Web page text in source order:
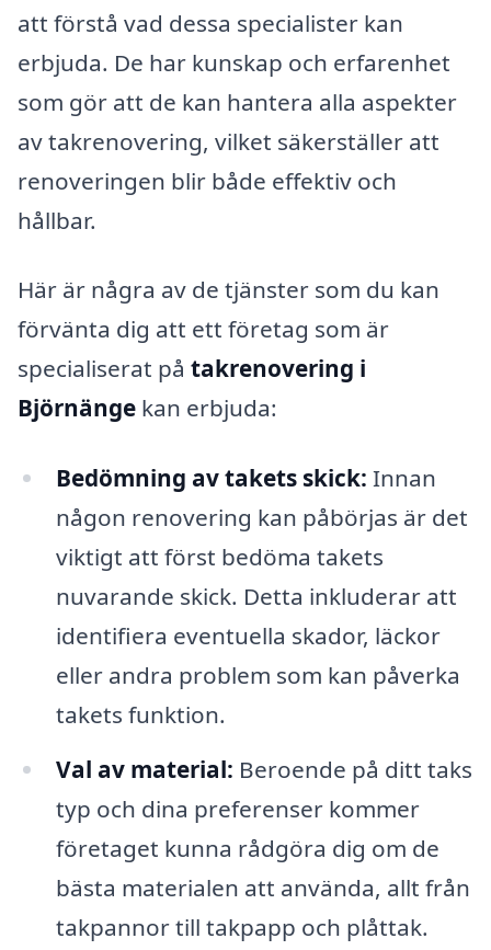
att förstå vad dessa specialister kan
erbjuda. De har kunskap och erfarenhet
som gör att de kan hantera alla aspekter
av takrenovering, vilket säkerställer att
renoveringen blir både effektiv och
hållbar.
Här är några av de tjänster som du kan
förvänta dig att ett företag som är
specialiserat på takrenovering i
Björnänge kan erbjuda:
Bedömning av takets skick: Innan
någon renovering kan påbörjas är det
viktigt att först bedöma takets
nuvarande skick. Detta inkluderar att
identifiera eventuella skador, läckor
eller andra problem som kan påverka
takets funktion.
Val av material: Beroende på ditt taks
typ och dina preferenser kommer
företaget kunna rådgöra dig om de
bästa materialen att använda, allt från
takpannor till takpapp och plåttak.